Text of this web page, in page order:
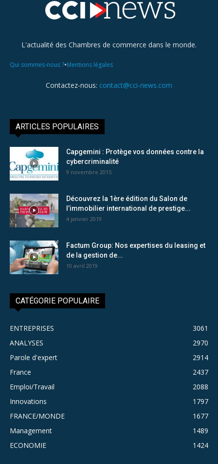
L'actualité des Chambres de commerce dans le monde.
Qui sommes-nous ?•Mentions légales
Contactez-nous: contact@cci-news.com
ARTICLES POPULAIRES
Capgemini : Protège vos données contre la
cybercriminalité
9 novembre 2015
Découvrez la 1ère édition du Salon de
l’immobilier international de prestige...
4 janvier 2019
Factum Group: Nos expertises du leasing et
de la gestion de...
10 avril 2019
CATÉGORIE POPULAIRE
ENTREPRISES
3061
ANALYSES
2970
Parole d'expert
2914
France
2437
Emploi/Travail
2088
Innovations
1797
FRANCE/MONDE
1677
Management
1489
ECONOMIE
1424